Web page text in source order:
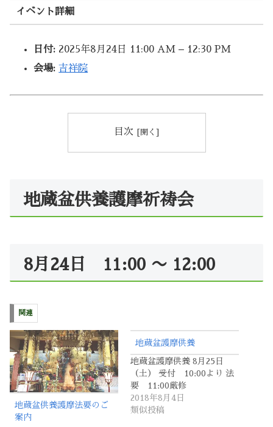
イベント詳細
日付: 2025年8月24日 11:00 AM – 12:30 PM
会場: 吉祥院
目次
地蔵盆供養護摩祈祷会
8月24日 11:00 〜 12:00
関連
地蔵盆供養護摩法要のご
案内
地蔵盆護摩供養
地蔵盆護摩供養 8月25日
（土） 受付 10:00より 法
要 11:00厳修
2018年8月4日
類似投稿